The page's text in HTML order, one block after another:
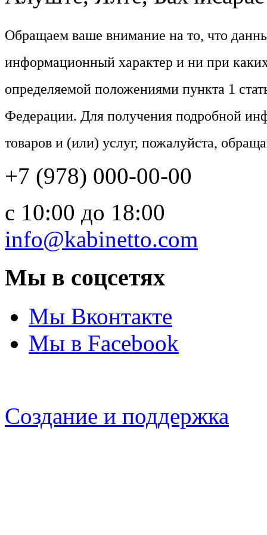
Обращаем ваше внимание на то, что
информационный характер и ни при
определяемой положениями пункта 1
Федерации. Для получения подробной
товаров и (или) услуг, пожалуйста,
+7 (978) 000-00-00
c 10:00 до 18:00
info@kabinetto.com
Мы в соцсетях
Мы Вконтакте
Мы в Facebook
Создание и поддержка